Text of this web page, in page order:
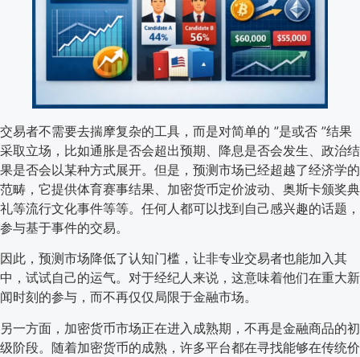
交易者不需要去揣摩复杂的工具，而是对简单的 ”是或否 ”结果
采取立场，比如通胀是否会超出预期、降息是否会发生、政治结
果是否会以某种方式展开。但是，预测市场已经超越了经济学的
范畴，它提供体育赛事结果、加密货币定价波动、奥斯卡颁奖典
礼等流行文化事件等等。任何人都可以找到自己感兴趣的话题，
参与基于事件的交易。
因此，预测市场降低了认知门槛，让非专业交易者也能加入其
中，试试自己的运气。对于经纪人来说，这意味着他们在重大新
闻时刻的参与，而不再仅仅局限于金融市场。
另一方面，加密货币市场正在进入成熟期，不再是金融商品的初
级阶段。随着加密货币的成熟，许多平台都在寻找能够在传统价